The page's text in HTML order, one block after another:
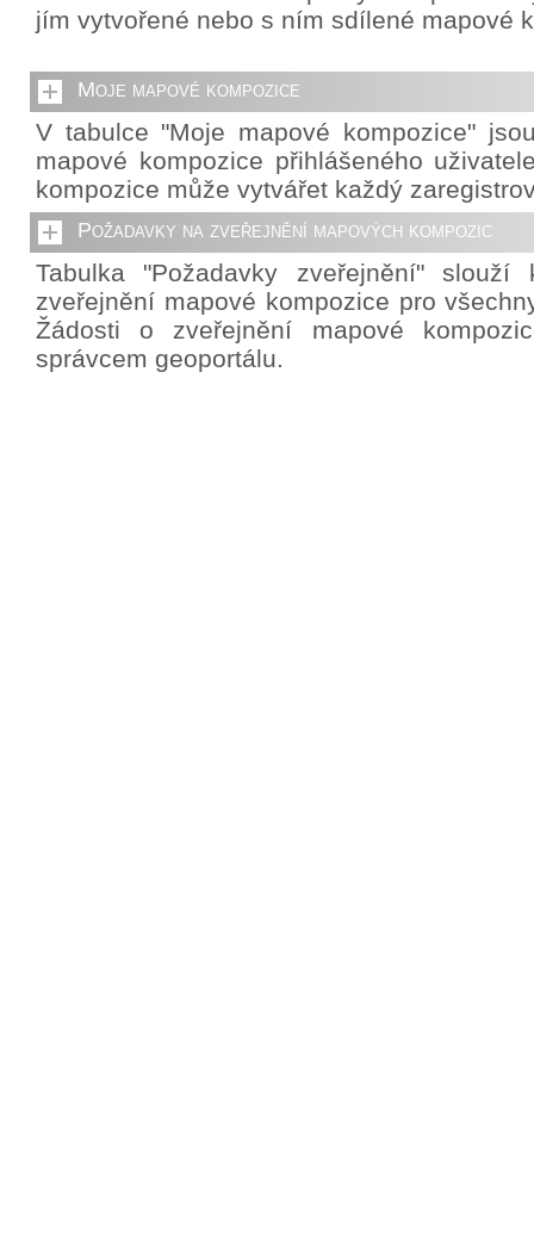
jím vytvořené nebo s ním sdílené mapové
Moje mapové kompozice
V tabulce "Moje mapové kompozice"
mapové kompozice přihlášeného
kompozice může vytvářet každý
Požadavky na zveřejnění mapových kompozic
Tabulka "Požadavky zveřejnění"
zveřejnění mapové kompozice pro
Žádosti o zveřejnění mapové
správcem geoportálu.